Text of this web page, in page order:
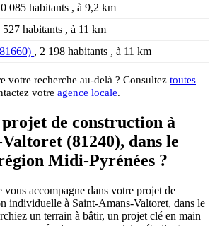
085 habitants , à 9,2 km
527 habitants , à 11 km
, 2 198 habitants , à 11 km
votre recherche au-delà ? Consultez toutes
votre agence locale.
projet de construction à
(81240), dans le
Midi-Pyrénées ?
accompagne dans votre projet de
individuelle à Saint-Amans-Valtoret, dans le
un terrain à bâtir, un projet clé en main